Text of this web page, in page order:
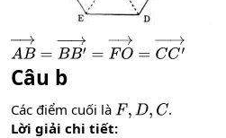
AB→=BB′→=FO→=CC′ →
Câu b
Các điểm cuối là F,D ,C
.
Lời giải chi tiết: